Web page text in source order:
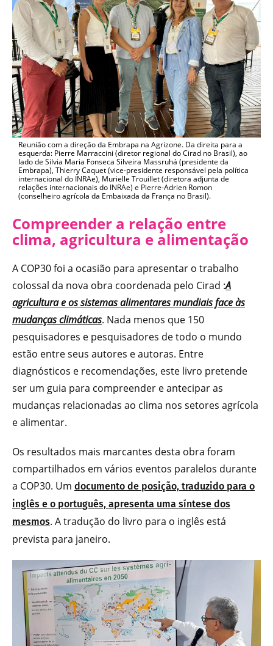
Reunião com a direção da Embrapa na Agrizone. Da direita para a
esquerda: Pierre Marraccini (diretor regional do Cirad no Brasil), ao
lado de Silvia Maria Fonseca Silveira Massruhá (presidente da
Embrapa), Thierry Caquet (vice-presidente responsável pela política
internacional do INRAe), Murielle Trouillet (diretora adjunta de
relações internacionais do INRAe) e Pierre-Adrien Romon
(conselheiro agrícola da Embaixada da França no Brasil).
Compreender a relação entre
clima, agricultura e alimentação
A COP30 foi a ocasião para apresentar o trabalho
colossal da nova obra coordenada pelo Cirad :A
agricultura e os sistemas alimentares mundiais face às
mudanças climáticas. Nada menos que 150
pesquisadores e pesquisadores de todo o mundo
estão entre seus autores e autoras. Entre
diagnósticos e recomendações, este livro pretende
ser um guia para compreender e antecipar as
mudanças relacionadas ao clima nos setores agrícola
e alimentar.
Os resultados mais marcantes desta obra foram
compartilhados em vários eventos paralelos durante
a COP30. Um documento de posição, traduzido para o
inglês e o português, apresenta uma síntese dos
mesmos. A tradução do livro para o inglês está
prevista para janeiro.